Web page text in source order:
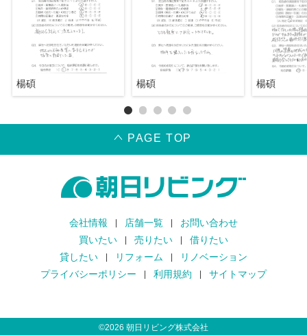
楊碩 楊碩 楊碩
PAGE TOP
会社情報 店舗一覧
お問い合わせ
買いたい
売りたい
借りたい
貸したい
リフォーム
リノベーション
プライバシーポリシー
利用規約 サイトマップ
©2026 朝日リビング株式会社